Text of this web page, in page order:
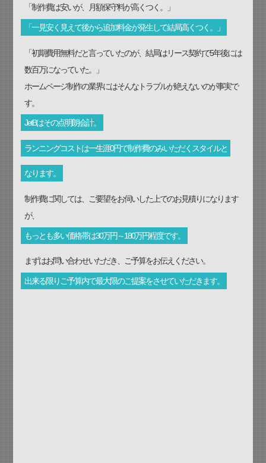
「制作費は安いが、月額保守料が高くつく。」
「一見安く見えて後から追加料金が発生して結局高くつく。」
「初期費用無料だと言っていたのが、結局はリース契約で5年後には
数百万になっていた。」
ホームページ制作の業界にはそんなトラブルが絶えないのが事実で
す。
JetBはその点明朗会計。
ランニングコストは一生涯0円で制作費のみいただくスタイルと
なります。
制作費に関しては、ご要望をお伺いした上でのお見積りになります
が、
もっとも多い価格帯は30万円～180万円程度です。
まずはお問い合わせいただき、ご予算をお伝えください。
出来る限りご予算内で最大限のご提案をさせていただきます。